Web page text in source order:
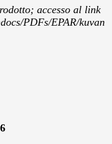
accesso al link
PDFs/EPAR/kuvan